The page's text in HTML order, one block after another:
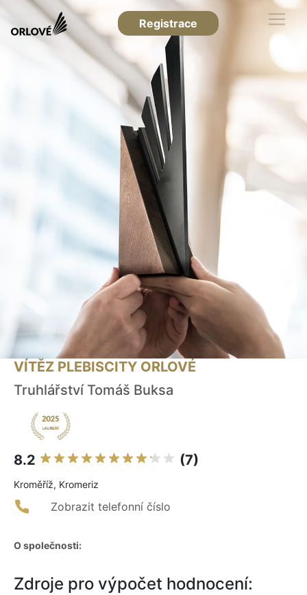
Registrace
VÍTĚZ PLEBISCITY ORLOVÉ
Truhlářství Tomáš Buksa
8.2 (7)
Kroměříž, Kromeriz
Zobrazit telefonní číslo
O společnosti:
Zdroje pro výpočet hodnocení: